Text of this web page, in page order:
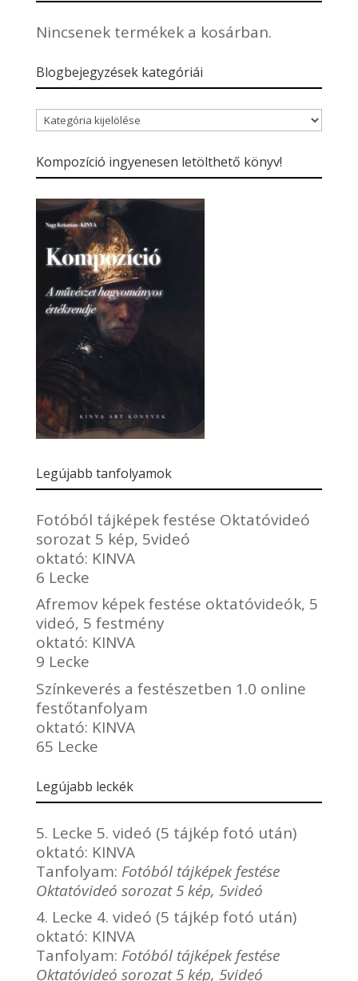
Nincsenek termékek a kosárban.
Blogbejegyzések kategóriái
Blogbejegyzések
kategóriái
Kompozíció ingyenesen letölthető könyv!
Legújabb tanfolyamok
Fotóból tájképek festése Oktatóvideó
sorozat 5 kép, 5videó
oktató: KINVA
6 Lecke
Afremov képek festése oktatóvideók, 5
videó, 5 festmény
oktató: KINVA
9 Lecke
Színkeverés a festészetben 1.0 online
festőtanfolyam
oktató: KINVA
65 Lecke
Legújabb leckék
5. Lecke 5. videó (5 tájkép fotó után)
oktató: KINVA
Tanfolyam: Fotóból tájképek festése
Oktatóvideó sorozat 5 kép, 5videó
4. Lecke 4. videó (5 tájkép fotó után)
oktató: KINVA
Tanfolyam: Fotóból tájképek festése
Oktatóvideó sorozat 5 kép, 5videó